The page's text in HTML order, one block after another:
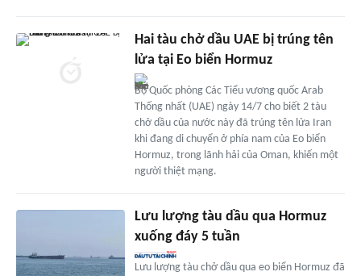
Hai tàu chở dầu UAE bị trúng tên
lửa tại Eo biển Hormuz
Bộ Quốc phòng Các Tiểu vương quốc Arab
Thống nhất (UAE) ngày 14/7 cho biết 2 tàu
chở dầu của nước này đã trúng tên lửa Iran
khi đang di chuyển ở phía nam của Eo biển
Hormuz, trong lãnh hải của Oman, khiến một
người thiệt mạng.
Lưu lượng tàu dầu qua Hormuz
xuống đáy 5 tuần
Lưu lượng tàu chở dầu qua eo biển Hormuz đã